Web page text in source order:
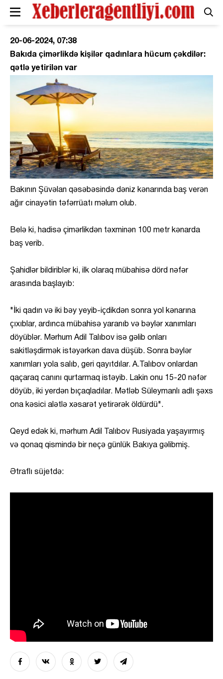
20-06-2024, 07:38
Bakıda çimərlikdə kişilər qadınlara hücum çəkdilər:
qətlə yetirilən var
Bakının Şüvəlan qəsəbəsində dəniz kənarında baş verən
ağır cinayətin təfərrüatı məlum olub.
Belə ki, hadisə çimərlikdən təxminən 100 metr kənarda
baş verib.
Şahidlər bildiriblər ki, ilk olaraq mübahisə dörd nəfər
arasında başlayıb:
"İki qadın və iki bəy yeyib-içdikdən sonra yol kənarına
çıxıblar, ardınca mübahisə yaranıb və bəylər xanımları
döyüblər. Mərhum Adil Talıbov isə gəlib onları
sakitləşdirmək istəyərkən dava düşüb. Sonra bəylər
xanımları yola salıb, geri qayıtdılar. A.Talıbov onlardan
qaçaraq canını qurtarmaq istəyib. Lakin onu 15-20 nəfər
döyüb, iki yerdən bıçaqladılar. Mətləb Süleymanlı adlı şəxs
ona kəsici alətlə xəsarət yetirərək öldürdü".
Qeyd edək ki, mərhum Adil Talıbov Rusiyada yaşayırmış
və qonaq qismində bir neçə günlük Bakıya gəlibmiş.
Ətraflı süjetdə: